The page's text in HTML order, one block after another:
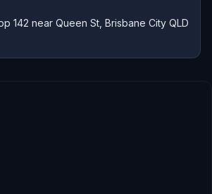
142 near Queen St, Brisbane City QLD